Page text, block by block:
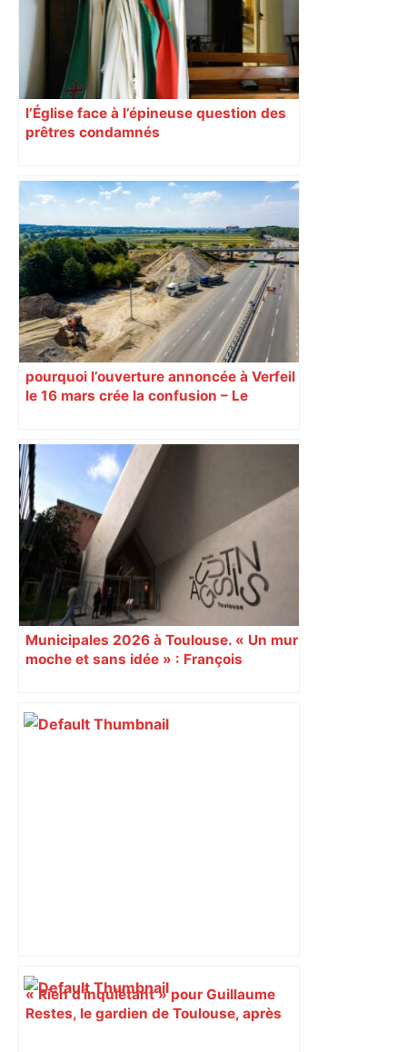
l’Église face à l’épineuse question des
prêtres condamnés
pourquoi l’ouverture annoncée à Verfeil
le 16 mars crée la confusion – Le
Municipales 2026 à Toulouse. « Un mur
moche et sans idée » : François
Augustins
« Rien d'inquiétant » pour Guillaume
Restes, le gardien de Toulouse, après